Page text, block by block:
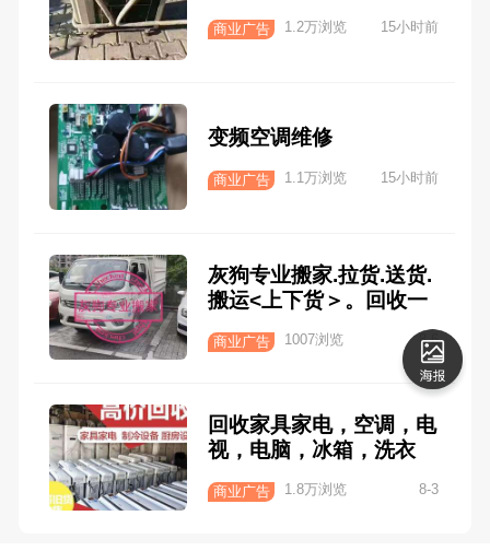
商业广告 1.2万浏览 15小时前
变频空调维修
商业广告 1.1万浏览 15小时前
灰狗专业搬家.拉货.送货.
搬运<上下货＞。回收一
切不用的东西。
商业广告 1007浏览 8-6
回收家具家电，空调，电
视，电脑，冰箱，洗衣
商业广告 1.8万浏览 8-3